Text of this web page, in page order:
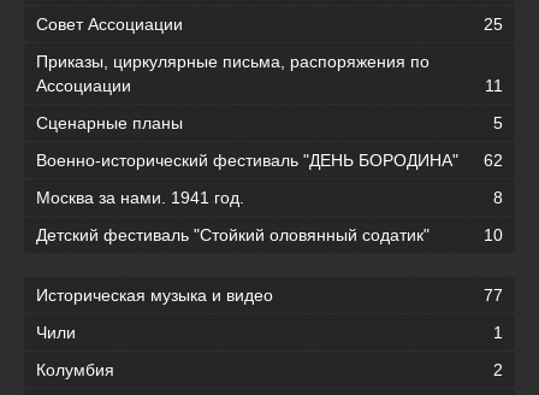
Совет Ассоциации
25
Приказы, циркулярные письма, распоряжения по
Ассоциации
11
Сценарные планы
5
Военно-исторический фестиваль "ДЕНЬ БОРОДИНА"
62
Москва за нами. 1941 год.
8
Детский фестиваль "Стойкий оловянный содатик"
10
Историческая музыка и видео
77
Чили
1
Колумбия
2